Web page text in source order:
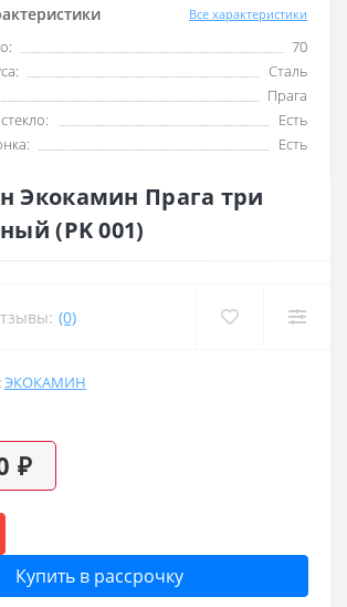
Все характеристики
70
Сталь
Прага
Есть
Есть
Экокамин Прага три
(PK 001)
(0)
ЭКОКАМИН
₽
Купить в рассрочку